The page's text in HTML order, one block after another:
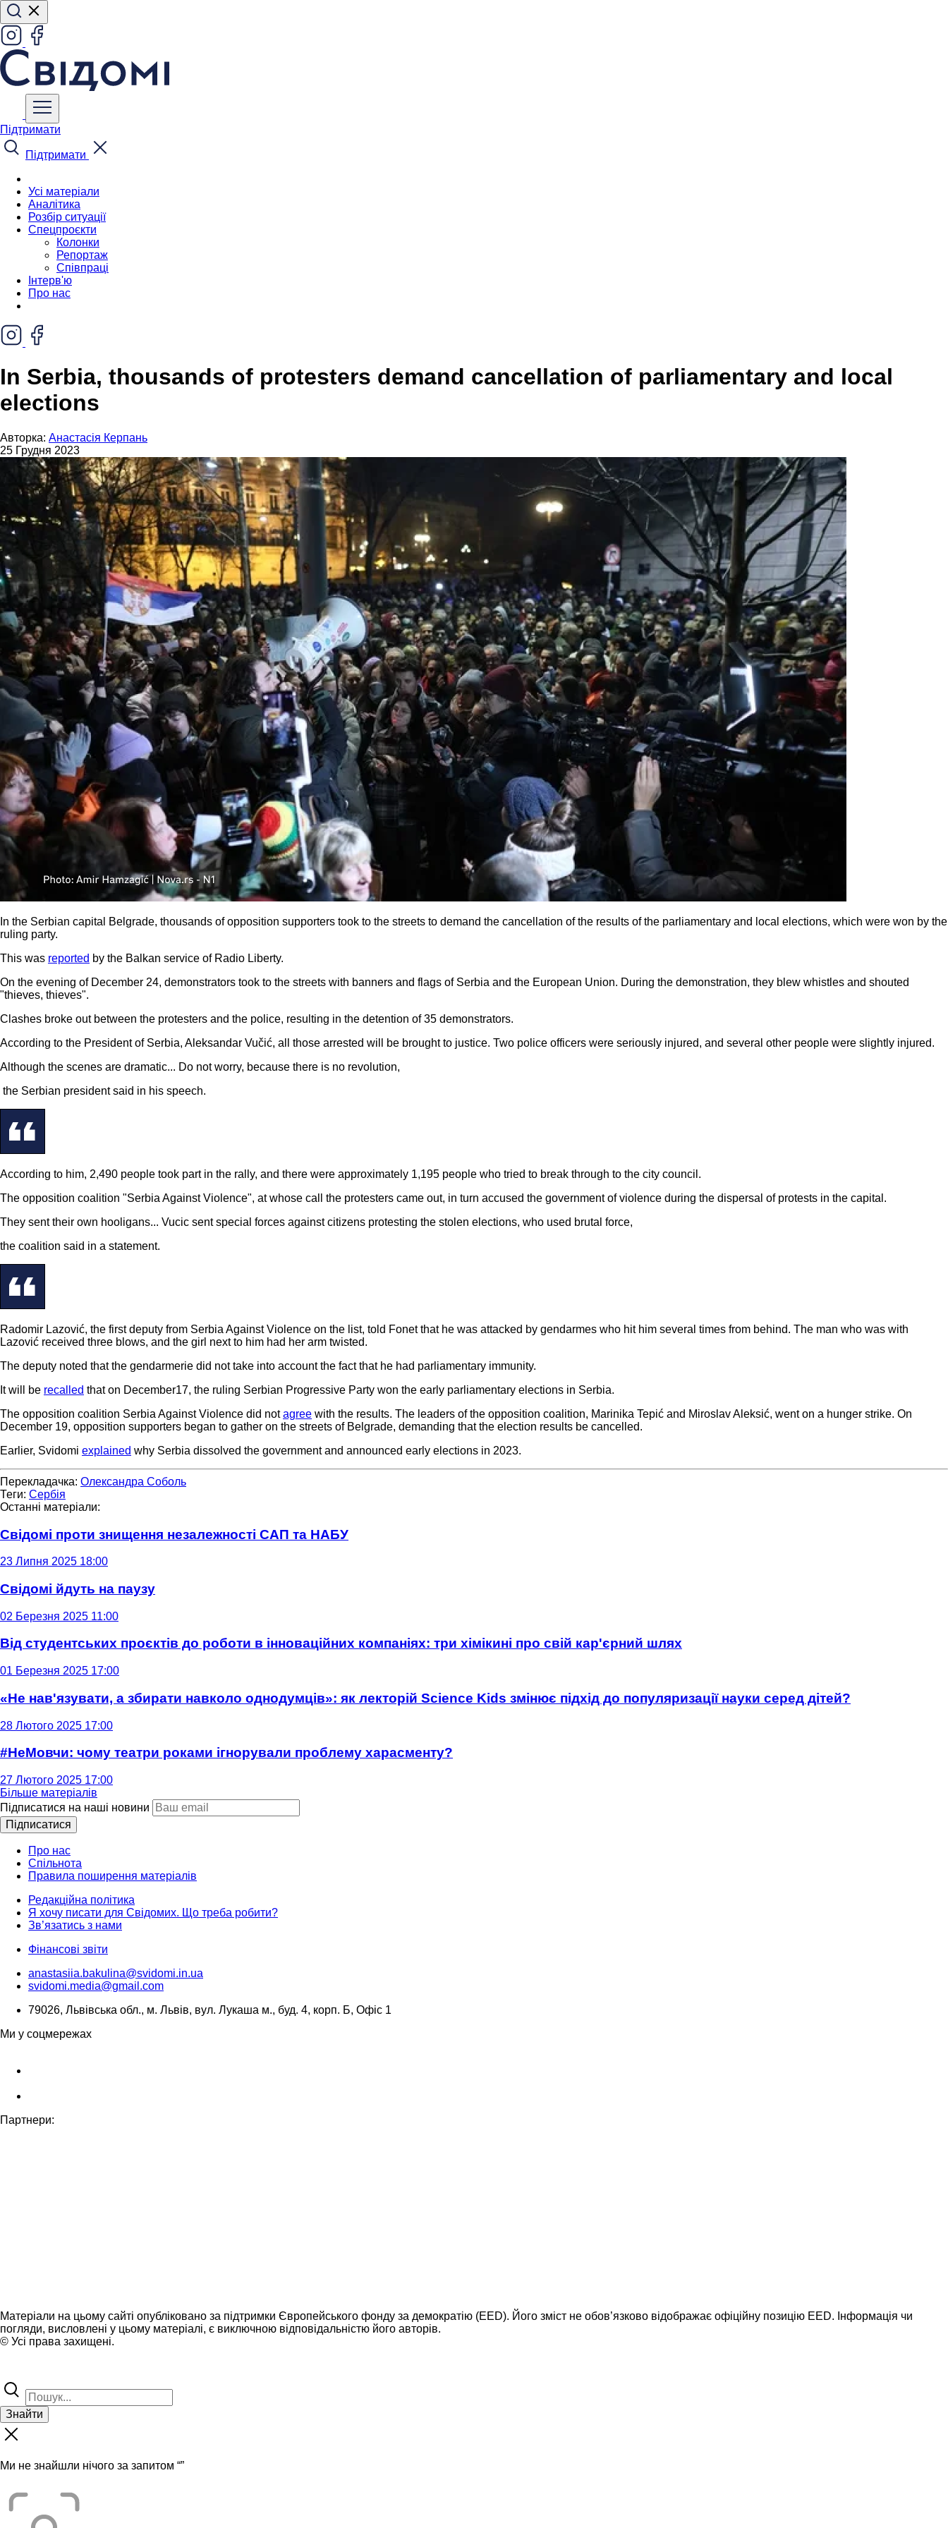
Підтримати
Підтримати
Усі матеріали
Аналітика
Розбір ситуації
Спецпроєкти
Колонки
Репортаж
Співпраці
Інтерв'ю
Про нас
In Serbia, thousands of protesters demand cancellation of parliamentary and local
elections
Авторка: Анастасія Керпань
25 Грудня 2023
In the Serbian capital Belgrade, thousands of opposition supporters took to the streets to demand the cancellation of the results of the parliamentary and local elections, which were won by the
ruling party.
This was reported by the Balkan service of Radio Liberty.
On the evening of December 24, demonstrators took to the streets with banners and flags of Serbia and the European Union. During the demonstration, they blew whistles and shouted
"thieves, thieves".
Clashes broke out between the protesters and the police, resulting in the detention of 35 demonstrators.
According to the President of Serbia, Aleksandar Vučić, all those arrested will be brought to justice. Two police officers were seriously injured, and several other people were slightly injured.
Although the scenes are dramatic... Do not worry, because there is no revolution,
the Serbian president said in his speech.
According to him, 2,490 people took part in the rally, and there were approximately 1,195 people who tried to break through to the city council.
The opposition coalition "Serbia Against Violence", at whose call the protesters came out, in turn accused the government of violence during the dispersal of protests in the capital.
They sent their own hooligans... Vucic sent special forces against citizens protesting the stolen elections, who used brutal force,
the coalition said in a statement.
Radomir Lazović, the first deputy from Serbia Against Violence on the list, told Fonet that he was attacked by gendarmes who hit him several times from behind. The man who was with
Lazović received three blows, and the girl next to him had her arm twisted.
The deputy noted that the gendarmerie did not take into account the fact that he had parliamentary immunity.
It will be recalled that on December17, the ruling Serbian Progressive Party won the early parliamentary elections in Serbia.
The opposition coalition Serbia Against Violence did notagree with the results. The leaders of the opposition coalition, Marinika Tepić and Miroslav Aleksić, went on a hunger strike. On
December 19, opposition supporters began to gather on the streets of Belgrade, demanding that the election results be cancelled.
Earlier, Svidomi explained why Serbia dissolved the government and announced early elections in 2023.
Перекладачка: Олександра Соболь
Теги: Сербія
Останні матеріали:
Свідомі проти знищення незалежності САП та НАБУ
23 Липня 2025 18:00
Свідомі йдуть на паузу
02 Березня 2025 11:00
Від студентських проєктів до роботи в інноваційних компаніях: три хімікині про свій кар'єрний шлях
01 Березня 2025 17:00
«Не нав'язувати, а збирати навколо однодумців»: як лекторій Science Kids змінює підхід до популяризації науки серед дітей?
28 Лютого 2025 17:00
#НеМовчи: чому театри роками ігнорували проблему харасменту?
27 Лютого 2025 17:00
Більше матеріалів
Підписатися на наші новини
Підписатися
Про нас
Спільнота
Правила поширення матеріалів
Редакційна політика
Я хочу писати для Свідомих. Що треба робити?
Зв’язатись з нами
Фінансові звіти
anastasiia.bakulina@svidomi.in.ua
svidomi.media@gmail.com
79026, Львівська обл., м. Львів, вул. Лукаша м., буд. 4, корп. Б, Офіс 1
Ми у соцмережах
Партнери:
Матеріали на цьому сайті опубліковано за підтримки Європейського фонду за демократію (EED). Його зміст не обов’язково відображає офіційну позицію EED. Інформація чи
погляди, висловлені у цьому матеріалі, є виключною відповідальністю його авторів.
© Усі права захищені.
Знайти
Ми не знайшли нічого за запитом “”